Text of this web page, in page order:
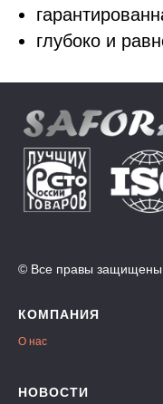
глубоко и
© Все правы
КОМПАНИЯ
О нас
НОВОСТИ